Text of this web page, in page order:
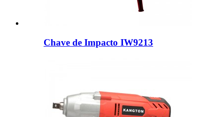
Chave de Impacto IW9213